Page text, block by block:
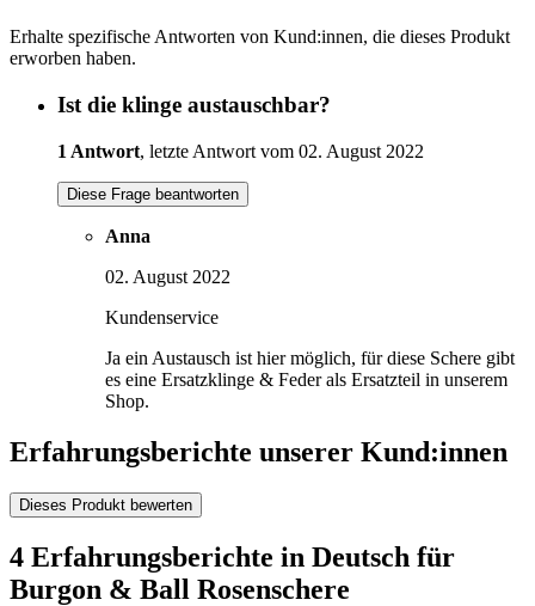
Erhalte spezifische Antworten von Kund:innen, die dieses Produkt
erworben haben.
Ist die klinge austauschbar?
1 Antwort, letzte Antwort vom 02. August 2022
Diese Frage beantworten
Anna
02. August 2022
Kundenservice
Ja ein Austausch ist hier möglich, für diese Schere gibt
es eine Ersatzklinge & Feder als Ersatzteil in unserem
Shop.
Erfahrungsberichte unserer Kund:innen
Dieses Produkt bewerten
4 Erfahrungsberichte in Deutsch für
Burgon & Ball Rosenschere